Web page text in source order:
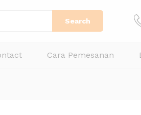
Search
Cara Pemesanan